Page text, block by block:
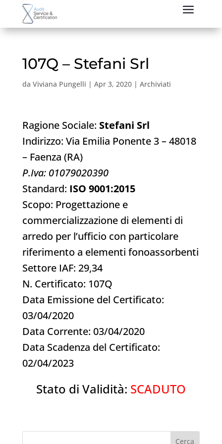
107Q – Stefani Srl
da Viviana Pungelli | Apr 3, 2020| Archiviati
Ragione Sociale: Stefani Srl
Indirizzo: Via Emilia Ponente 3 – 48018
– Faenza (RA)
P.Iva: 01079020390
Standard: ISO 9001:2015
Scopo: Progettazione e
commercializzazione di elementi di
arredo per l’ufficio con particolare
riferimento a elementi fonoassorbenti
Settore IAF: 29,34
N. Certificato: 107Q
Data Emissione del Certificato:
03/04/2020
Data Corrente: 03/04/2020
Data Scadenza del Certificato:
02/04/2023
Stato di Validità: SCADUTO